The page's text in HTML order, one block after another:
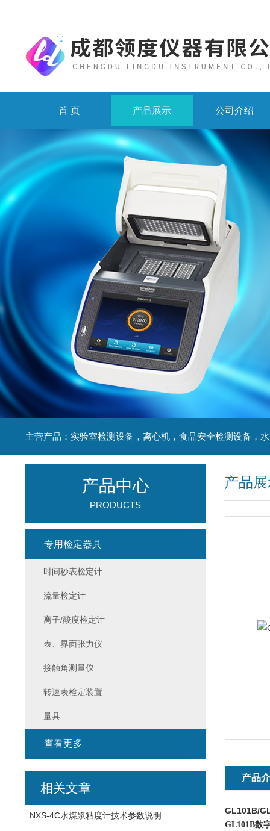
首 页 产品展示 公司介绍
产品
产品
GL101B/
GL101B数
产品中心
PRODUCTS
专用检定器具
时间秒表检定计
流量检定计
离子/酸度检定计
表、界面张力仪
接触角测量仪
转速表检定装置
量具
查看更多
相关文章
NXS-4C水煤浆粘度计技术参数说明